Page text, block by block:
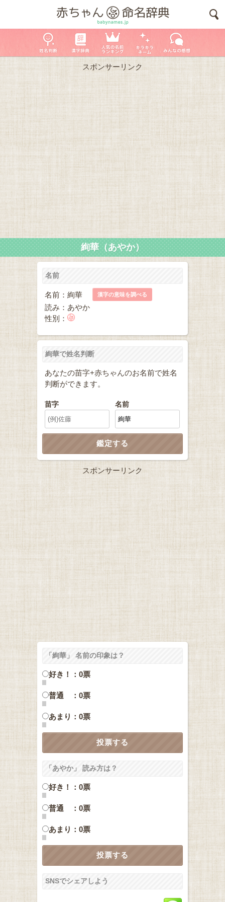
スポンサーリンク
絢華（あやか）
名前
名前：絢華 漢字の意味を調べる
読み：あやか
性別：
絢華で姓名判断
あなたの苗字+赤ちゃんのお名前で姓名
判断ができます。
苗字 名前
スポンサーリンク
「絢華」 名前の印象は？
好き！：0票
普通 ：0票
あまり：0票
「あやか」 読み方は？
好き！：0票
普通 ：0票
あまり：0票
SNSでシェアしよう